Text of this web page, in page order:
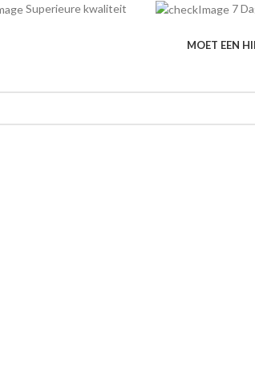
Superieure kwaliteit
7
MOET EEN